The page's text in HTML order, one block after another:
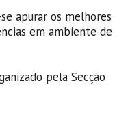
apurar os melhores
em ambiente de
pela Secção